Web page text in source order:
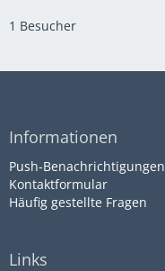
1 Besucher
Informationen
Push-Benachrichtigungen
Kontaktformular
Häufig gestellte Fragen
Links